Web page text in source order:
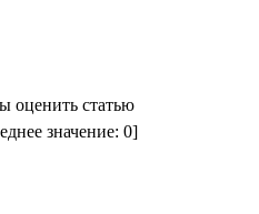
оценить статью
значение: 0]